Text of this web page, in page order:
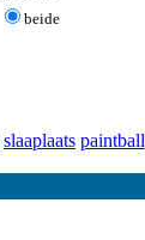
beide
slaaplaats paintball